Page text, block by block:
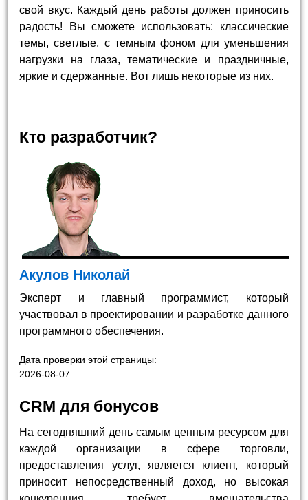
свой вкус. Каждый день работы должен приносить
радость! Вы сможете использовать: классические
темы, светлые, с темным фоном для уменьшения
нагрузки на глаза, тематические и праздничные,
яркие и сдержанные. Вот лишь некоторые из них.
Кто разработчик?
Акулов Николай
Эксперт и главный программист, который
участвовал в проектировании и разработке данного
программного обеспечения.
Дата проверки этой страницы:
2026-08-07
CRM для бонусов
На сегодняшний день самым ценным ресурсом для
каждой организации в сфере торговли,
предоставления услуг, является клиент, который
приносит непосредственный доход, но высокая